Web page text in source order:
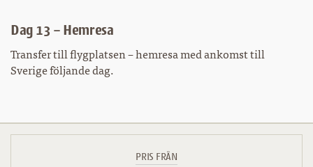
Dag 13 – Hemresa
Transfer till flygplatsen – hemresa med ankomst till
Sverige följande dag.
PRIS FRÅN